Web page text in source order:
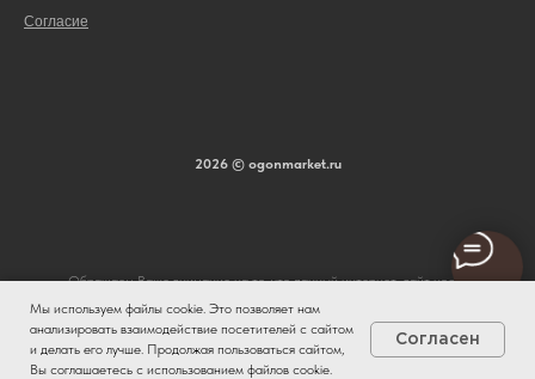
Мы используем файлы cookie. Это позволяет нам
анализировать взаимодействие посетителей с сайтом
и делать его лучше. Продолжая пользоваться сайтом,
Вы соглашаетесь с использованием файлов cookie.
Согласен
Согласие
2026 © ogonmarket.ru
Обращаем Ваше внимание на то, что данный интернет-сайт носит
исключительно информационный характер и ни при каких условиях не является
публичной офертой, определяемой положениями ч. 2 ст. 437 Гражданского
кодекса Российской Федерации. Для получения подробной информации о
стоимости и сроках выполнения услуг, пожалуйста, обращайтесь к сотрудникам